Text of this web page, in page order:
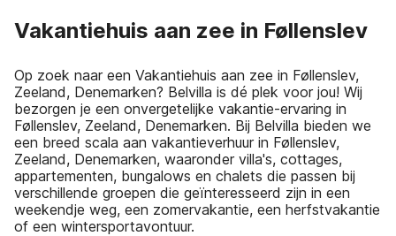
Vakantiehuis aan zee in Føllenslev
Op zoek naar een Vakantiehuis aan zee in Føllenslev,
Zeeland, Denemarken? Belvilla is dé plek voor jou! Wij
bezorgen je een onvergetelijke vakantie-ervaring in
Føllenslev, Zeeland, Denemarken. Bij Belvilla bieden we
een breed scala aan vakantieverhuur in Føllenslev,
Zeeland, Denemarken, waaronder villa's, cottages,
appartementen, bungalows en chalets die passen bij
verschillende groepen die geïnteresseerd zijn in een
weekendje weg, een zomervakantie, een herfstvakantie
of een wintersportavontuur.